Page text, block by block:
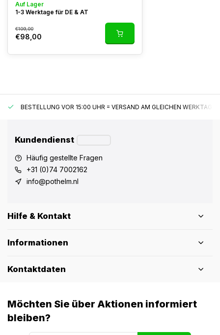
Auf Lager
1-3 Werktage für DE & AT
€109,00
€98,00
BESTELLUNG VOR 15:00 UHR = VERSAND AM GLEICHEN WERKTAG*
Kundendienst
Häufig gestellte Fragen
+31 (0)74 7002162
info@pothelm.nl
Hilfe & Kontakt
Informationen
Kontaktdaten
Möchten Sie über Aktionen informiert
bleiben?